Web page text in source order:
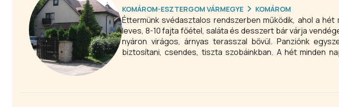
KOMÁROM-ESZTERGOM VÁRMEGYE KOMÁROM
Éttermünk svédasztalos rendszerben működik, ahol a hét
leves, 8-10 fajta főétel, saláta és desszert bár várja
nyáron virágos, árnyas terasszal bővül. Panziónk
biztosítani, csendes, tiszta szobáinkban. A hét minden